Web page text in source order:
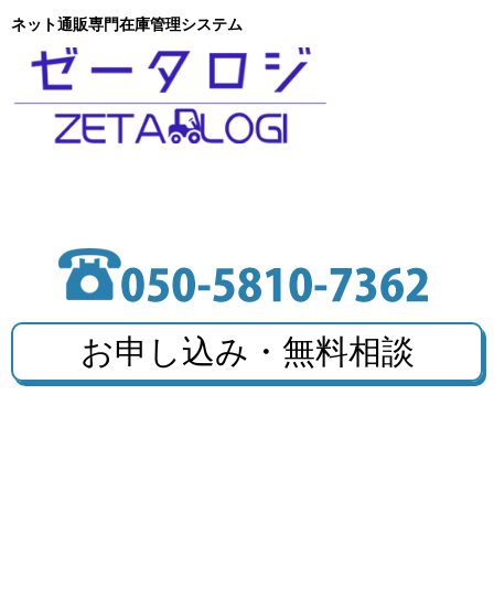
ネット通販専門在庫管理システム
お申し込み・無料相談